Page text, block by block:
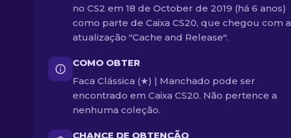
no CS2 em 18 de October de 2019 (há 6 anos)
como parte de Caixa CS20, que chegou com a
atualização "Cache and Release".
COMO OBTER
Faca Clássica (★) | Manchado pode ser
encontrado em Caixa CS20. Não pertence a
nenhuma coleção.
CHANCE DE OBTENÇÃO